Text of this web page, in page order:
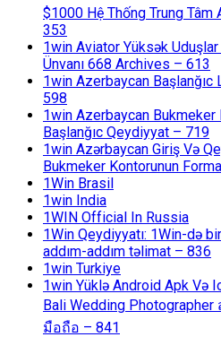
$1000 Hệ Thống Trung
353
1win Aviator Yüksək
Ünvanı 668 Archives – 613
1win Azerbaycan
598
1win Azerbaycan Bukmeker
Başlanğıc Qeydiyyat – 719
1win Azərbaycan Giriş Və
Bukmeker Kontorunun
1Win Brasil
1win India
1WIN Official In Russia
1Win Qeydiyyatı: 1Win-də
addım-addım təlimat – 836
1win Turkiye
1win Yüklə Android Apk Və
Bali Wedding
มือถือ – 841